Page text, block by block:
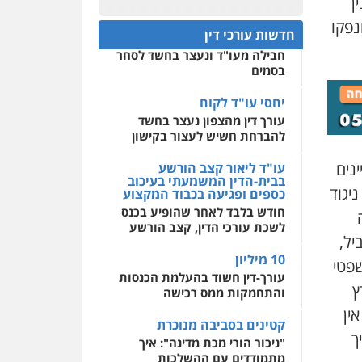
והונאה
עו"ד שלי גורביץ – לוי
משפט פלילי פשיעה
חמורה מעצרים וחקירות
צבאי תעבורה
0544218336
לוי מלאך דדון – משרד
עו"ד
פלילי פשיעה חמורה
0544231863
עו"ד שרון נהרי
פלילי צווארון לבן
פשיעה כלכלית בינלאומי
הליכי הסגרה
0522508109
אחסון אתרים
לעורכי דין
אסירים עבירות מין
שירותים מקצועיים לעורכי
דין
0544500346
חדשות עורכי דין
חפץ חשוד
עצור בתיק ניסיון רצח קיבל
חבילה מעו"ד ונעצר בחשד לסחר
בסמים
יחסי עו"ד לקוח
עורך דין מהצפון נעצר בחשד
להברחת חשיש לעצור בקישון
עו"ד ליאור קצב הורשע
בבית-הדין המשמעתי בעיכוב
כספים ופגיעה בכבוד המקצוע
חודש בלבד לאחר שהופיע בכנס
לשכת עורכי הדין, קצב הורשע
10 מיליון
עורך-דין חשוד בהעלמת הכנסות
והתחמקות ממס רכישה
קטינים בסביבה מנוכרת
"ניכור הורי מכת מדינה": איך
מתמודדים עם ההשלכות